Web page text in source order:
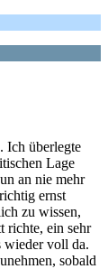
Ich überlegte
Lage
an nie mehr
ernst
zu wissen,
richte, ein sehr
wieder voll da.
sobald